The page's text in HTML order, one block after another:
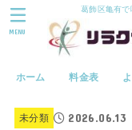
葛飾区亀有
ホーム 料金表
MENU
未分類 2026.06.13